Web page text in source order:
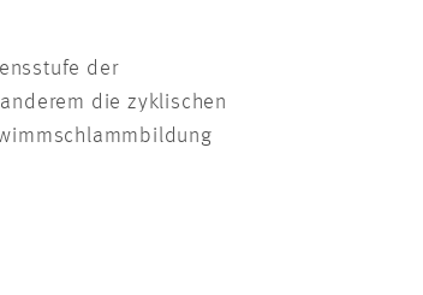
der
die zyklischen